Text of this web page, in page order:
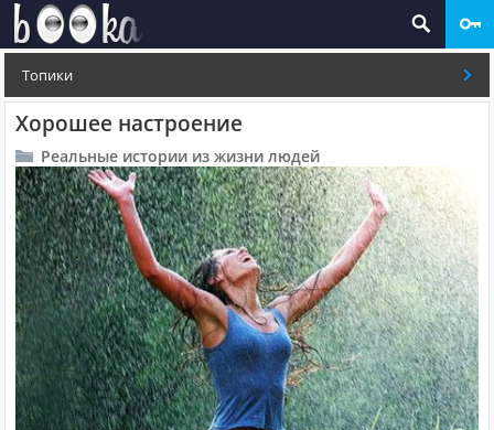
Топики
Хорошее настроение
Реальные истории из жизни людей